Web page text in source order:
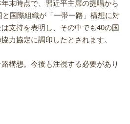
末時点で、習近平主席の提唱から
国際組織が「一帯一路」構想に対
支持を表明し、その中でも40の国
力協定に調印したとされます。
構想。今後も注視する必要があり